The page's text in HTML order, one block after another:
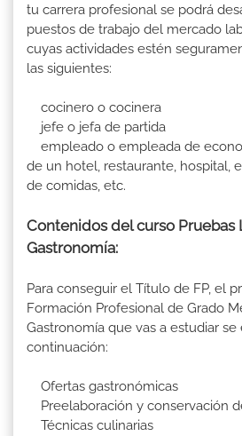
tu carrera profesional se podrá
puestos de trabajo del mercado
cuyas actividades estén
las siguientes:
cocinero o cocinera
jefe o jefa de partida
empleado o empleada de
de un hotel, restaurante, hospital,
de comidas, etc.
Contenidos del curso Pruebas
Gastronomía:
Para conseguir el Título de FP, el
Formación Profesional de Grado
Gastronomía que vas a estudiar
continuación:
Ofertas gastronómicas
Preelaboración y conservación
Técnicas culinarias